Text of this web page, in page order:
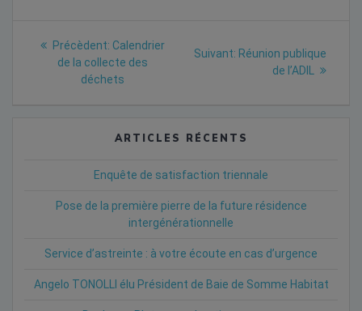
Navigation
Précèdent: Previous
post:
Calendrier
de la collecte des
déchets
Suivant: Next
Réunion publique
de l’ADIL
ARTICLES RÉCENTS
Enquête de satisfaction triennale
Pose de la première pierre de la future résidence
intergénérationnelle
Service d’astreinte : à votre écoute en cas d’urgence
Angelo TONOLLI élu Président de Baie de Somme Habitat